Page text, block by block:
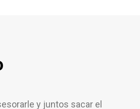
y juntos sacar el